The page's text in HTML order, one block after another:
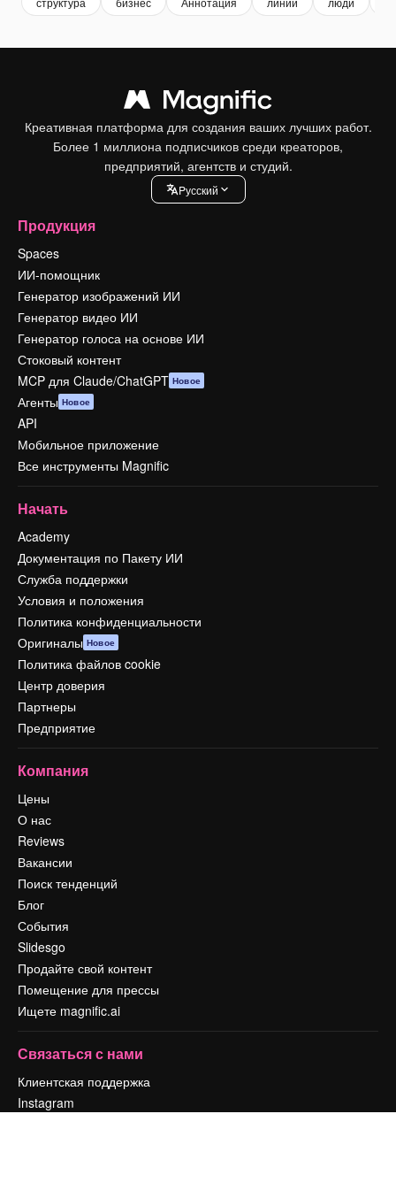
Креативная платформа для создания ваших лучших работ.
Более 1 миллиона подписчиков среди креаторов,
предприятий, агентств и студий.
Pусский
Продукция
Spaces
ИИ-помощник
Генератор изображений ИИ
Генератор видео ИИ
Генератор голоса на основе ИИ
Стоковый контент
MCP для Claude/ChatGPT Новое
Агенты Новое
API
Мобильное приложение
Все инструменты Magnific
Начать
Academy
Документация по Пакету ИИ
Служба поддержки
Условия и положения
Политика конфиденциальности
Оригиналы Новое
Политика файлов cookie
Центр доверия
Партнеры
Предприятие
Компания
Цены
О нас
Reviews
Вакансии
Поиск тенденций
Блог
События
Slidesgo
Продайте свой контент
Помещение для прессы
Ищете magnific.ai
Связаться с нами
Клиентская поддержка
Instagram